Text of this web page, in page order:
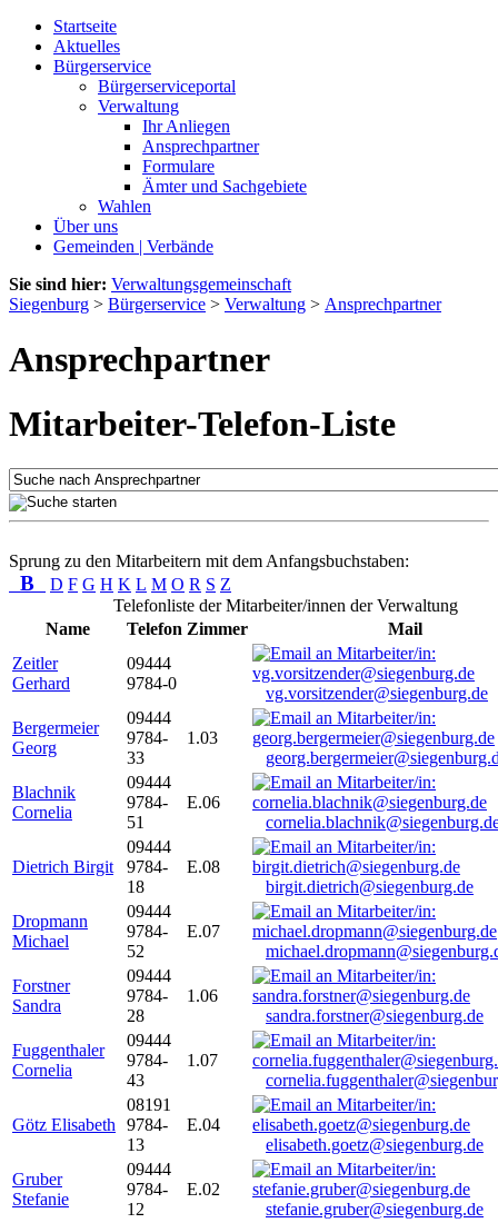
Startseite
Aktuelles
Bürgerservice
Bürgerserviceportal
Verwaltung
Ihr Anliegen
Ansprechpartner
Formulare
Ämter und Sachgebiete
Wahlen
Über uns
Gemeinden | Verbände
Sie sind hier: Verwaltungsgemeinschaft
Siegenburg > Bürgerservice > Verwaltung > Ansprechpartner
Ansprechpartner
Mitarbeiter-Telefon-Liste
Sprung zu den Mitarbeitern mit dem Anfangsbuchstaben:
B D F G H K L M O R S Z
Telefonliste der Mitarbeiter/innen der Verwaltung
Name
Telefon Zimmer
Mail
Zeitler
Gerhard
09444
9784-0
vg.vorsitzender@siegenburg.de
Bergermeier
Georg
09444
9784-
33
1.03
Blachnik
Cornelia
09444
9784-
51
E.06
Dietrich Birgit
09444
9784-
18
E.08
birgit.dietrich@siegenburg.de
Dropmann
Michael
09444
9784-
52
E.07
Forstner
Sandra
09444
9784-
28
1.06
sandra.forstner@siegenburg.de
Fuggenthaler
Cornelia
09444
9784-
43
1.07
Götz Elisabeth
08191
9784-
13
E.04
elisabeth.goetz@siegenburg.de
Gruber
Stefanie
09444
9784-
12
E.02
stefanie.gruber@siegenburg.de